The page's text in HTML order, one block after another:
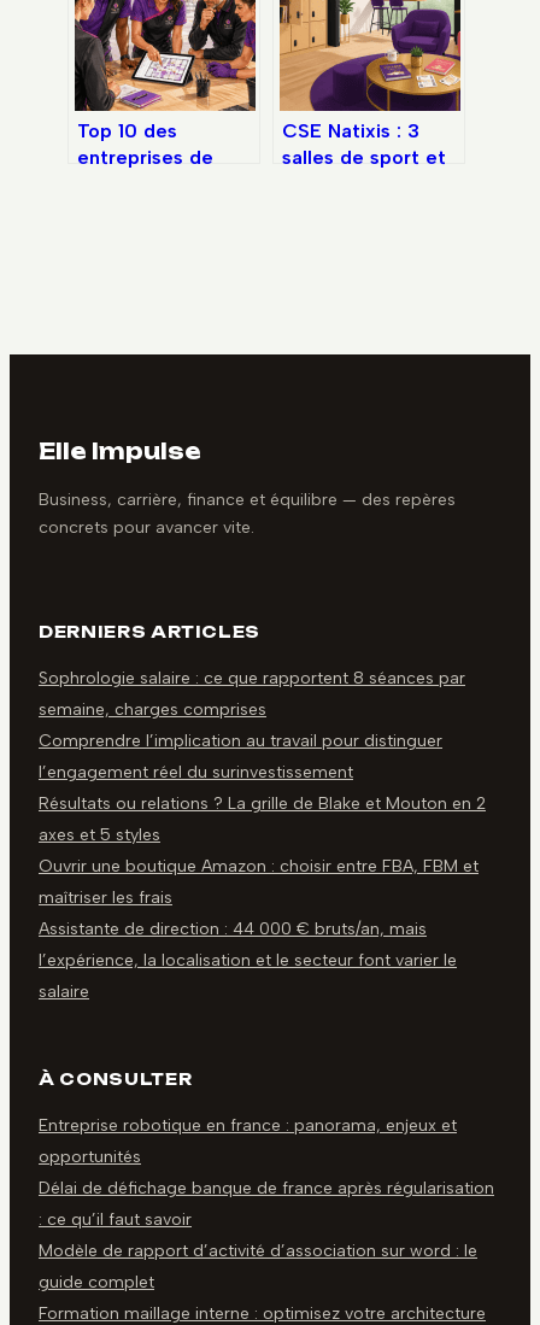
Top 10 des
entreprises de
CSE Natixis : 3
salles de sport et
Elle Impulse
Business, carrière, finance et équilibre — des repères
concrets pour avancer vite.
DERNIERS ARTICLES
Sophrologie salaire : ce que rapportent 8 séances par
semaine, charges comprises
Comprendre l’implication au travail pour distinguer
l’engagement réel du surinvestissement
Résultats ou relations ? La grille de Blake et Mouton en 2
axes et 5 styles
Ouvrir une boutique Amazon : choisir entre FBA, FBM et
maîtriser les frais
Assistante de direction : 44 000 € bruts/an, mais
l’expérience, la localisation et le secteur font varier le
salaire
À CONSULTER
Entreprise robotique en france : panorama, enjeux et
opportunités
Délai de défichage banque de france après régularisation
: ce qu’il faut savoir
Modèle de rapport d’activité d’association sur word : le
guide complet
Formation maillage interne : optimisez votre architecture